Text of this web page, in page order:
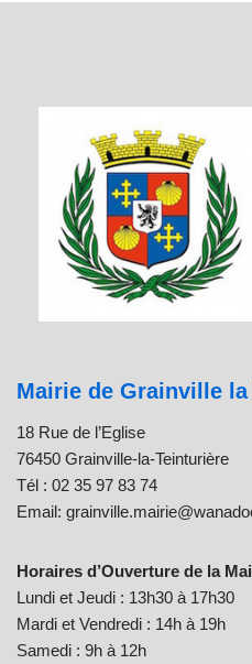
Mairie de Grainville
18 Rue de l’Eglise
76450 Grainville-la-Teinturière
Tél : 02 35 97 83 74
Email:
Horaires d’Ouverture de la
Lundi et Jeudi : 13h30 à 17h30
Mardi et Vendredi : 14h à 19h
Samedi : 9h à 12h